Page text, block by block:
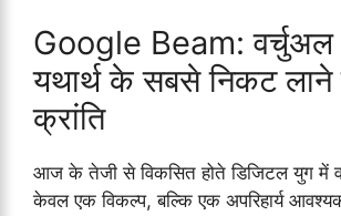
Google Beam: वर्चुअल
यथार्थ के सबसे निकट लाने
क्रांति
आज के तेजी से विकसित होते डिजिटल युग में
केवल एक विकल्प, बल्कि एक अपरिहार्य